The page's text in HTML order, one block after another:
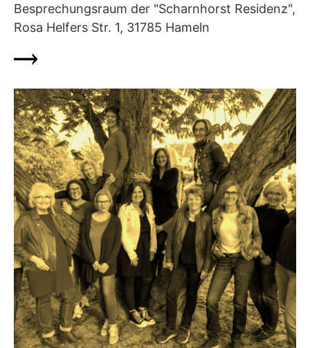
Besprechungsraum der "Scharnhorst Residenz",
Rosa Helfers Str. 1, 31785 Hameln